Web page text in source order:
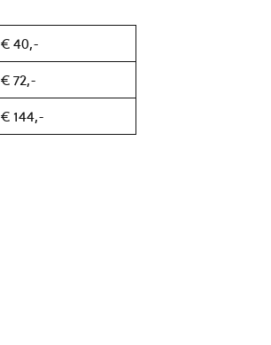
€ 40,-
€ 72,-
€ 144,-